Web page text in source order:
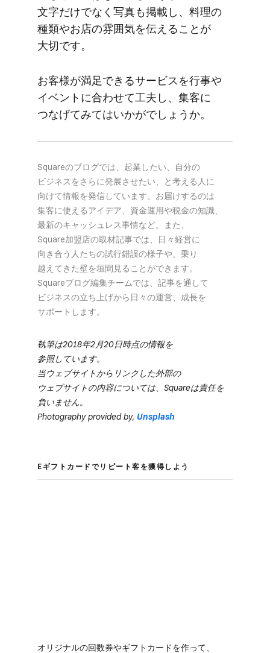
文字だけでなく​写真も​掲載し、​料理の​
種類や​お店の​雰囲気を​伝える​ことが​
大切です。
お客様が​満足できる​サービスを​行事や​
イベントに​合わせて​工夫し、​集客に​
つなげてみては​いかがでしょうか。
Squareの​ブログでは、​起業したい、​自分の​
ビジネスを​さらに​発展させたい、と​考える​人に​
向けて​情報を​発信しています。​お届けするのは​
集客に​使える​アイデア、​資金運用や​税金の​知識、​
最新の​キャッシュレス事情など。​また、​
Square加盟店の​取材記事では、​日々​経営に​
向き合う​人たちの​試行錯誤の​様子や、​乗り​
越えてきた壁を​垣間見る​ことができます。​
Squareブログ編集チームでは、​記事を​通して​
ビジネスの​立ち上げから​日々の​運営、​成長を​
サポートします。
執筆は​2018年2月20日時点の​情報を​
参照しています。
当ウェブサイトから​リンクした​外部の​
ウェブサイトの​内容に​ついては、​Squareは​責任を​
負いません。
Photography provided by, Unsplash
Eギフトカードで​リピート客を​獲得しよう
オリジナルの​回数券や​ギフトカードを​作って、​